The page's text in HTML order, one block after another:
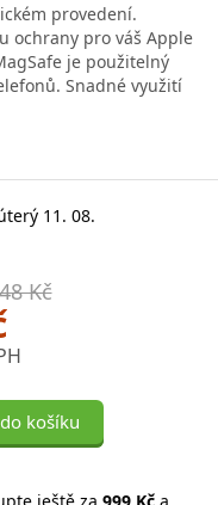
provedení.
ochrany pro váš Apple
je použitelný
Snadné využití
11. 08.
Kč
košíku